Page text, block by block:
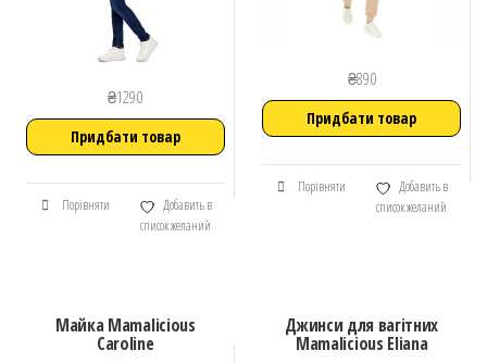
₴1290
Придбати товар
Порівняти
Добавить в
список желаний
₴890
Придбати товар
Порівняти
Добавить в
список желаний
Майка Mamalicious
Caroline
Джинси для вагітних
Mamalicious Eliana